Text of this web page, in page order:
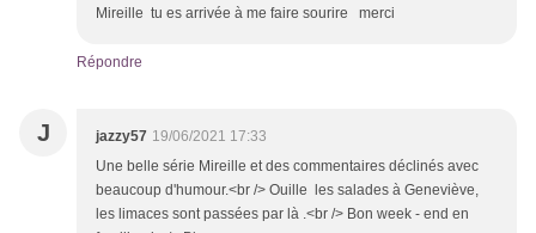
Mireille tu es arrivée à me faire sourire merci
Répondre
J jazzy57 19/06/2021 17:33
Une belle série Mireille et des commentaires déclinés avec
beaucoup d'humour.<br /> Ouille les salades à Geneviève,
les limaces sont passées par là .<br /> Bon week - end en